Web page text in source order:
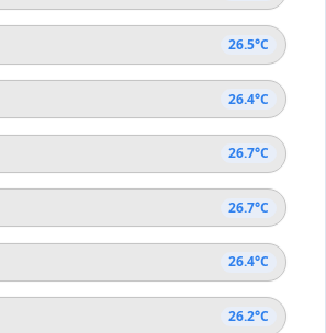
26.5°C
26.4°C
26.7°C
26.7°C
26.4°C
26.2°C